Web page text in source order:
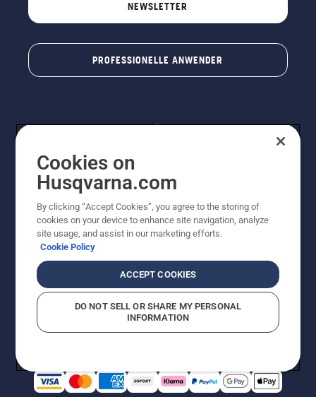
NEWSLETTER
PROFESSIONELLE ANWENDER
© Husqvarna® AB (publ). Alle Rechte vorbehalten. Die
Preisangaben sind unverbindliche Preisempfehlungen
von Husqvarna Schweiz AG an den teilnehmenden
Fachhandel, Preise in CHF inklusive 8,1% MWST und
unverbindliche Preisempfehlungen (inkl. MwSt), es sei
denn sie sind für den direkten Kauf verfügbar.
Cookie-RichtlinieNutzungsbedingungen Datenschutzerklärung
Vermutete Verstöße melden
Cookies on
Husqvarna.com
By clicking “Accept Cookies”, you agree to the storing of
cookies on your device to enhance site navigation, analyze
site usage, and assist in our marketing efforts.
Cookie Policy
ACCEPT COOKIES
DO NOT SELL OR SHARE MY PERSONAL
INFORMATION